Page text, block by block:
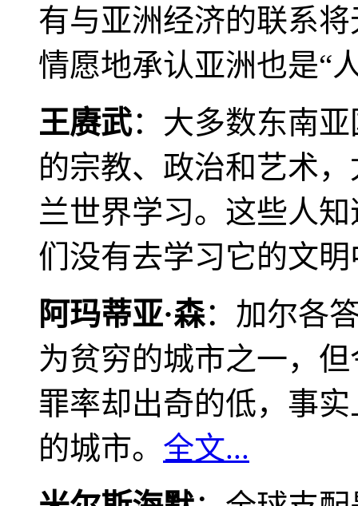
有与亚洲经济的联系
情愿地承认亚洲也是“
王赓武：大多数东南
的宗教、政治和艺术
兰世界学习。这些人
们没有去学习它的文
阿玛蒂亚·森：加尔各
为贫穷的城市之一，
罪率却出奇的低，事
的城市。 全文...